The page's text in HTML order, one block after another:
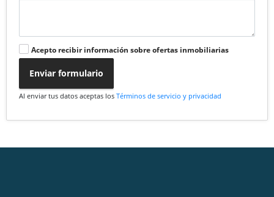
Acepto recibir información sobre ofertas inmobiliarias
Enviar formulario
Al enviar tus datos aceptas los Términos de servicio y privacidad